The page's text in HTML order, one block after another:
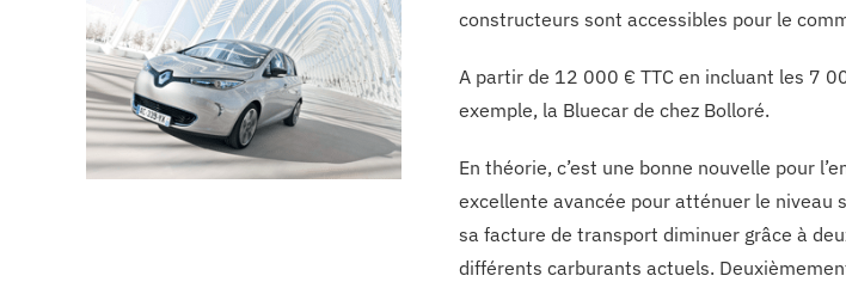
constructeurs sont accessibles pour le
A partir de 12 000 € TTC en incluant les 7
exemple, la Bluecar de chez Bolloré.
En théorie, c’est une bonne nouvelle pour
excellente avancée pour atténuer le niveau
sa facture de transport diminuer grâce à
différents carburants actuels.